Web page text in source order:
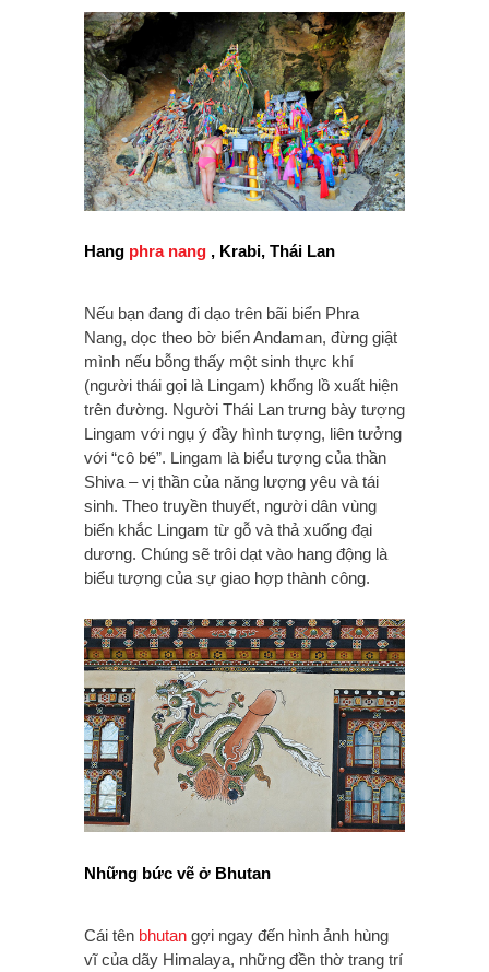
Hang phra nang , Krabi, Thái Lan
Nếu bạn đang đi dạo trên bãi biển Phra
Nang, dọc theo bờ biển Andaman, đừng giật
mình nếu bỗng thấy một sinh thực khí
(người thái gọi là Lingam) khổng lồ xuất hiện
trên đường. Người Thái Lan trưng bày tượng
Lingam với ngụ ý đầy hình tượng, liên tưởng
với “cô bé”. Lingam là biểu tượng của thần
Shiva – vị thần của năng lượng yêu và tái
sinh. Theo truyền thuyết, người dân vùng
biển khắc Lingam từ gỗ và thả xuống đại
dương. Chúng sẽ trôi dạt vào hang động là
biểu tượng của sự giao hợp thành công.
Những bức vẽ ở Bhutan
Cái tên bhutan gợi ngay đến hình ảnh hùng
vĩ của dãy Himalaya, những đền thờ trang trí